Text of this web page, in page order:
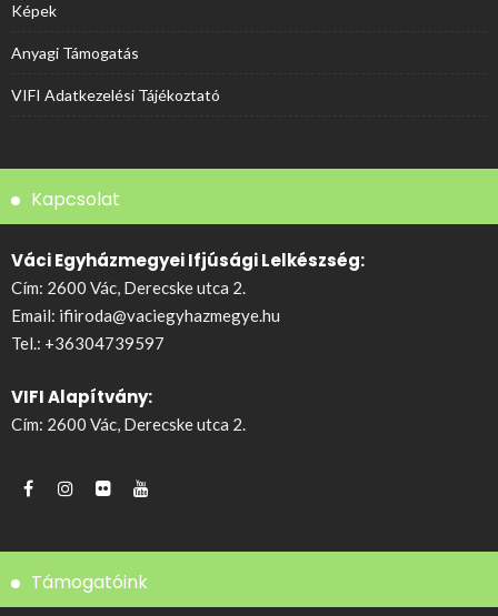
Képek
Anyagi Támogatás
VIFI Adatkezelési Tájékoztató
Kapcsolat
Váci Egyházmegyei Ifjúsági Lelkészség:
Cím: 2600 Vác, Derecske utca 2.
Email: ifiiroda@vaciegyhazmegye.hu
Tel.: +36304739597
VIFI Alapítvány:
Cím: 2600 Vác, Derecske utca 2.
Támogatóink